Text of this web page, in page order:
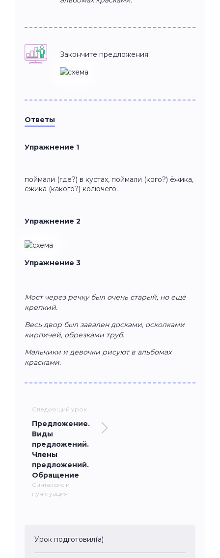
Закончите предложения.
Ответы
Упражнение 1
поймали (где?) в кустах, поймали (кого?) ёжика,
ёжика (какого?) колючего.
Упражнение 2
Упражнение 3
Мост через речку был очень старый, но ещё
крепкий.
Весь двор был завален досками, осколками
кирпичей, обрезками труб.
Мальчики и девочки рисуют в альбомах
красками.
Следующий урок
Предложение.
Виды
предложений.
Члены
предложений.
Обращение
Синтаксис и
пунктуация
Урок подготовил(а)